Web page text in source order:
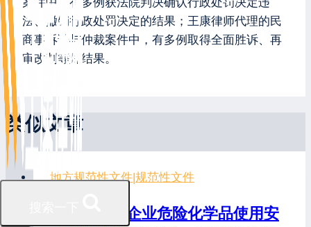
法、撤销行政处罚决定的结果；王康律师代理的民
商事诉讼与仲裁案件中，有多例取得全面胜诉、再
审改判等好结果。
类似文章
地方规范性文件|规范性文件
上海市工贸企业危险化学品使用安